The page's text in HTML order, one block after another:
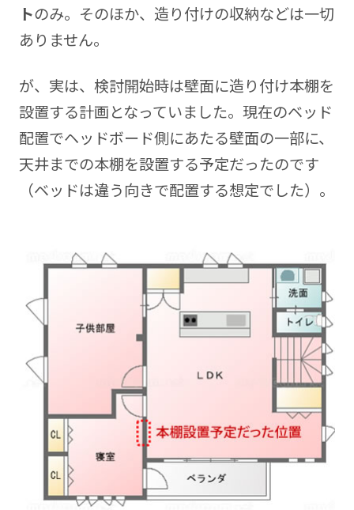
トのみ。そのほか、造り付けの収納などは一切
ありません。
が、実は、検討開始時は壁面に造り付け本棚を
設置する計画となっていました。現在のベッド
配置でヘッドボード側にあたる壁面の一部に、
天井までの本棚を設置する予定だったのです
（ベッドは違う向きで配置する想定でした）。